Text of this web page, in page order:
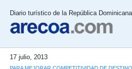
Diario turístico de la República Dominicana
17 julio, 2013